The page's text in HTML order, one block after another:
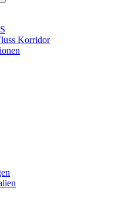
Korridor